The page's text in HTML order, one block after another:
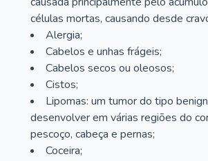
células mortas, causando desde
Alergia;
Cabelos e unhas frágeis;
Cabelos secos ou oleosos;
Cistos;
Lipomas: um tumor do tipo
desenvolver em várias regiões do
pescoço, cabeça e pernas;
Coceira;